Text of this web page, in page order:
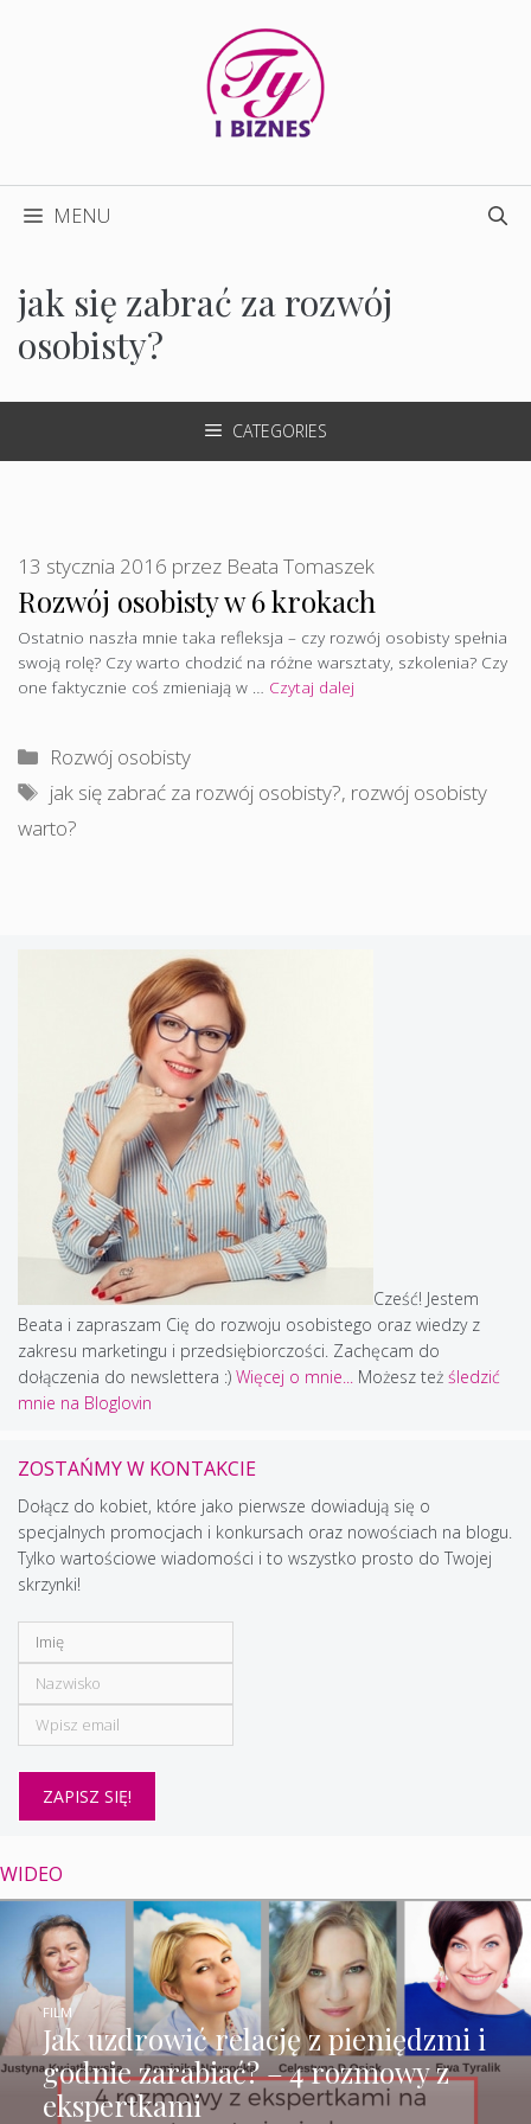
MENU
jak się zabrać za rozwój
osobisty?
CATEGORIES
Rozwój osobisty w 6 krokach
13 stycznia 2016 przez Beata Tomaszek
Ostatnio naszła mnie taka refleksja – czy rozwój osobisty spełnia
swoją rolę? Czy warto chodzić na różne warsztaty, szkolenia? Czy
one faktycznie coś zmieniają w … Czytaj dalej
Kategorie
Rozwój osobisty
Tagi
jak się zabrać za rozwój osobisty?, rozwój osobisty
warto?
Cześć! Jestem
Beata i zapraszam Cię do rozwoju osobistego oraz wiedzy z
zakresu marketingu i przedsiębiorczości. Zachęcam do
dołączenia do newslettera :) Więcej o mnie... Możesz też śledzić
mnie na Bloglovin
ZOSTAŃMY W KONTAKCIE
Dołącz do kobiet, które jako pierwsze dowiadują się o
specjalnych promocjach i konkursach oraz nowościach na blogu.
Tylko wartościowe wiadomości i to wszystko prosto do Twojej
skrzynki!
WIDEO
Jak uzdrowić relację z pieniędzmi i
godnie zarabiać? – 4 rozmowy z
ekspertkami
FILM